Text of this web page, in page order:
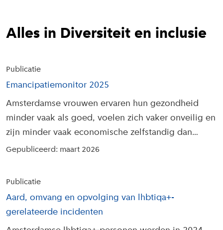
Alles in Diversiteit en inclusie
Emancipatiemonitor 2025
Publicatie
Amsterdamse vrouwen ervaren hun gezondheid
minder vaak als goed, voelen zich vaker onveilig en
zijn minder vaak economische zelfstandig dan
mannen. Dit blijkt uit de Emancipatiemonitor 2025.
Gepubliceerd: maart 2026
Aard, omvang en opvolging van lhbtiqa+-
gerelateerde incidenten
Publicatie